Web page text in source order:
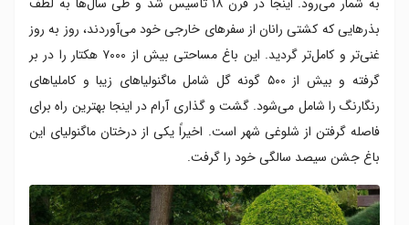
بذرهایی که کشتی رانان از سفرهای خارجی خود می‌آوردند، روز به روز
غنی‌تر و کامل‌تر گردید. این باغ مساحتی بیش از ۷۰۰۰ هکتار را در بر
گرفته و بیش از ۵۰۰ گونه گل شامل ماگنولیاهای زیبا و کاملیاهای
رنگارنگ را شامل می‌شود. گشت و گذاری آرام در اینجا بهترین راه برای
فاصله گرفتن از شلوغی شهر است. اخیراً یکی از درختان ماگنولیای این
باغ جشن سیصد سالگی خود را گرفت.